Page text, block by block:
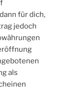
für dich,
jedoch
als